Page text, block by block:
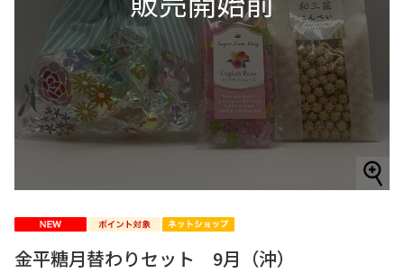
金平糖月替わりセット 9月（沖）